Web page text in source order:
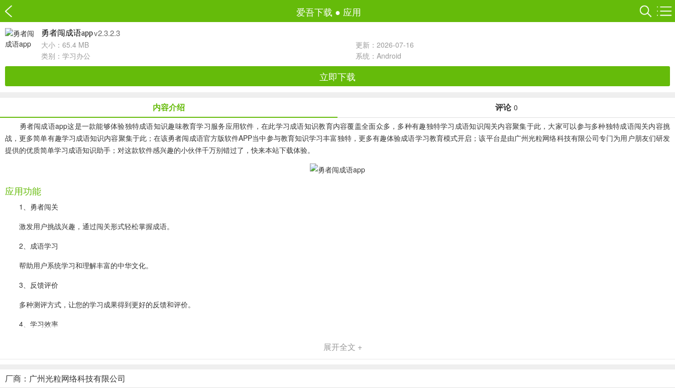
爱吾下载 ● 应用
勇者闯成语appv2.3.2.3
大小：65.4 MB
更新：2026-07-16
类别： 学习办公 系统：Android
立即下载
内容介绍 评论 0
勇者闯成语app这是一款能够体验独特成语知识趣味教育学习服务应用软件，在此学习成语知识教育内容覆盖全面众多，多种有趣独特学习成语知识闯关内容聚集于此，大家可以参与多种独特成语闯关内容挑
战，更多简单有趣学习成语知识内容聚集于此；在该勇者闯成语官方版软件APP当中参与教育知识学习丰富独特，更多有趣体验成语学习教育模式开启；该平台是由广州光粒网络科技有限公司专门为用户朋友们研发
提供的优质简单学习成语知识助手；对这款软件感兴趣的小伙伴千万别错过了，快来本站下载体验。
应用功能
1、勇者闯关
激发用户挑战兴趣，通过闯关形式轻松掌握成语。
2、成语学习
帮助用户系统学习和理解丰富的中华文化。
3、反馈评价
多种测评方式，让您的学习成果得到更好的反馈和评价。
4、学习效率
学习计划制定、效果跟踪，可以让您的学习更有章法、更有目的。
展开全文 +
厂商：广州光粒网络科技有限公司